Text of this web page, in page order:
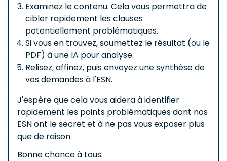
Examinez le contenu. Cela vous permettra de
cibler rapidement les clauses
potentiellement problématiques.
Si vous en trouvez, soumettez le résultat (ou le
PDF) à une IA pour analyse.
Relisez, affinez, puis envoyez une synthèse de
vos demandes à l'ESN.
J'espère que cela vous aidera à identifier
rapidement les points problématiques dont nos
ESN ont le secret et à ne pas vous exposer plus
que de raison.
Bonne chance à tous.